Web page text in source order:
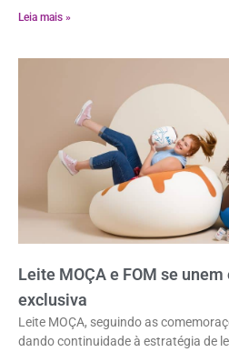
Leia mais »
Leite MOÇA e FOM se
exclusiva
Leite MOÇA, seguindo as
dando continuidade à estratégia de